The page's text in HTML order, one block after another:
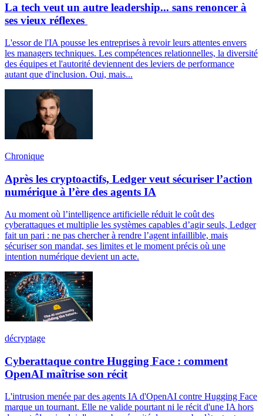
La tech veut un autre leadership... sans renoncer à
ses vieux réflexes
L'essor de l'IA pousse les entreprises à revoir leurs attentes envers
les managers techniques. Les compétences relationnelles, la diversité
des équipes et l'autorité deviennent des leviers de performance
autant que d'inclusion. Oui, mais...
Chronique
Après les cryptoactifs, Ledger veut sécuriser l’action
numérique à l’ère des agents IA
Au moment où l’intelligence artificielle réduit le coût des
cyberattaques et multiplie les systèmes capables d’agir seuls, Ledger
fait un pari : ne pas chercher à rendre l’agent infaillible, mais
sécuriser son mandat, ses limites et le moment précis où une
intention numérique devient un acte.
décryptage
Cyberattaque contre Hugging Face : comment
OpenAI maîtrise son récit
L'intrusion menée par des agents IA d'OpenAI contre Hugging Face
marque un tournant. Elle ne valide pourtant ni le récit d'une IA hors